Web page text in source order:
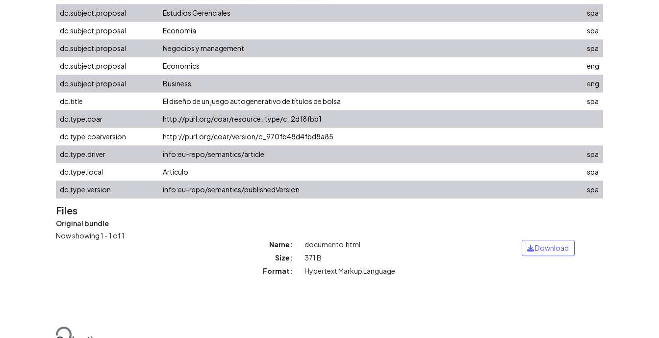
dc.subject.proposal
Estudios Gerenciales
spa
dc.subject.proposal
Economía
spa
dc.subject.proposal
Negocios y management
spa
dc.subject.proposal
Economics
eng
dc.subject.proposal
Business
eng
dc.title
El diseño de un juego autogenerativo de títulos de bolsa
spa
dc.type.coar
http://purl.org/coar/resource_type/c_2df8fbb1
dc.type.coarversion
http://purl.org/coar/version/c_970fb48d4fbd8a85
dc.type.driver
info:eu-repo/semantics/article
spa
dc.type.local
Artículo
spa
dc.type.version
info:eu-repo/semantics/publishedVersion spa
Files
Original bundle
Now showing1 - 1 of 1
Name:
documento.html
Size:
371 B
Format:
Hypertext Markup Language
Download